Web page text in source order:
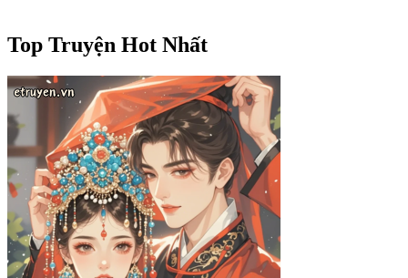
Top Truyện Hot Nhất